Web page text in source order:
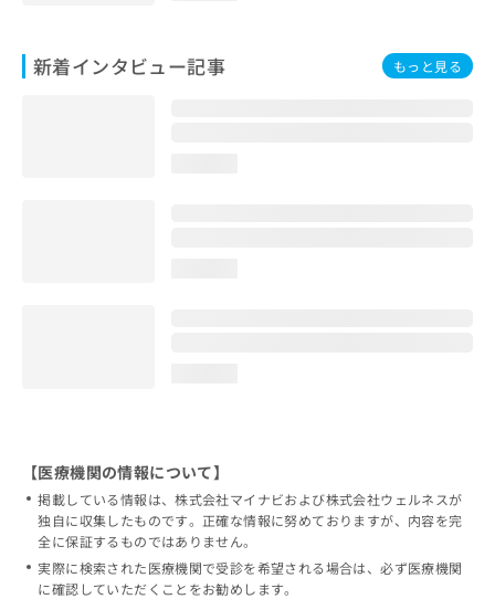
新着インタビュー記事 もっと見る
【医療機関の情報について】
掲載している情報は、株式会社マイナビおよび株式会社ウェルネスが
独自に収集したものです。正確な情報に努めておりますが、内容を完
全に保証するものではありません。
実際に検索された医療機関で受診を希望される場合は、必ず医療機関
に確認していただくことをお勧めします。